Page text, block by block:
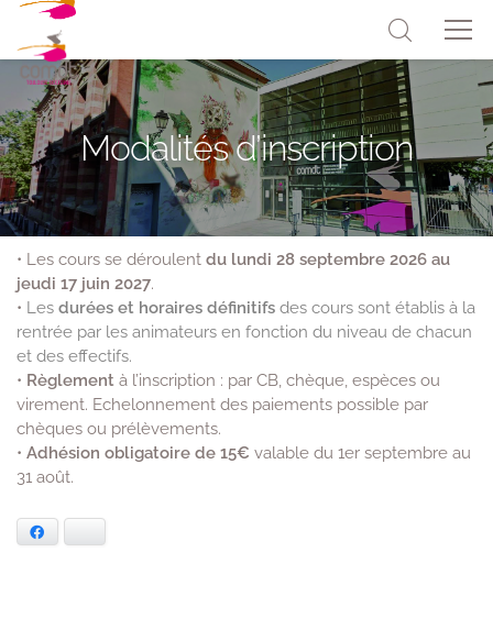
Modalités d’inscription
• Les cours se déroulent du lundi 28 septembre 2026 au
jeudi 17 juin 2027.
• Les durées et horaires définitifs des cours sont établis à la
rentrée par les animateurs en fonction du niveau de chacun
et des effectifs.
• Règlement à l’inscription : par CB, chèque, espèces ou
virement. Echelonnement des paiements possible par
chèques ou prélèvements.
• Adhésion obligatoire de 15€ valable du 1er septembre au
31 août.